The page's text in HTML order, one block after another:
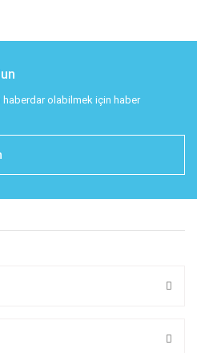
olabilmek için haber